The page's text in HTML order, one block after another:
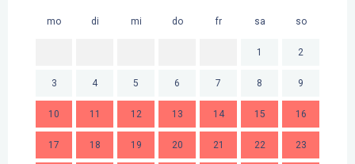
mo di mi do fr sa so
1 2
3 4 5 6 7 8 9
10 11 12 13 14 15 16
17 18 19 20 21 22 23